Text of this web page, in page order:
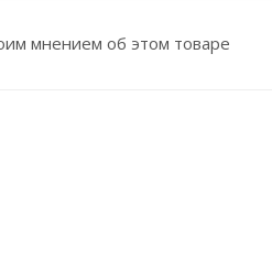
мнением об этом товаре